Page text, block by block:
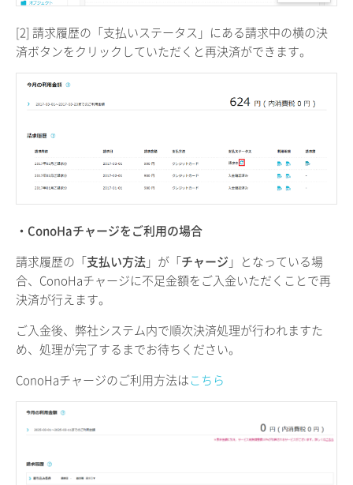
[2] 請求履歴の「支払いステータス」にある請求中の横の決
済ボタンをクリックしていただくと再決済ができます。
・ConoHaチャージをご利用の場合
請求履歴の「支払い方法」が「チャージ 」となっている場
合、ConoHaチャージに不足金額をご入金いただくことで再
決済が行えます。
ご入金後、弊社システム内で順次決済処理が行われますた
め、処理が完了するまでお待ちください。
ConoHaチャージのご利用方法はこちら